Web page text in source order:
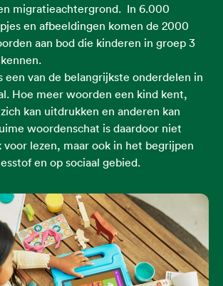
migratieachtergrond. In 6.000
en afbeeldingen komen de 2000
aan bod die kinderen in groep 3
een van de belangrijkste onderdelen in
Hoe meer woorden een kind kent,
kan uitdrukken en anderen kan
woordenschat is daardoor niet
lezen, maar ook in het begrijpen
en op sociaal gebied.